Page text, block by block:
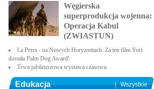
Węgierska
superprodukcja wojenna:
Operacja Kabul
(ZWIASTUN)
La Perra - na Nowych Horyzontach. Za ten film Yuri
dostała Palm Dog Award!
Trwa jubileuszowa wystawa czasowa
Edukacja Wszystkie